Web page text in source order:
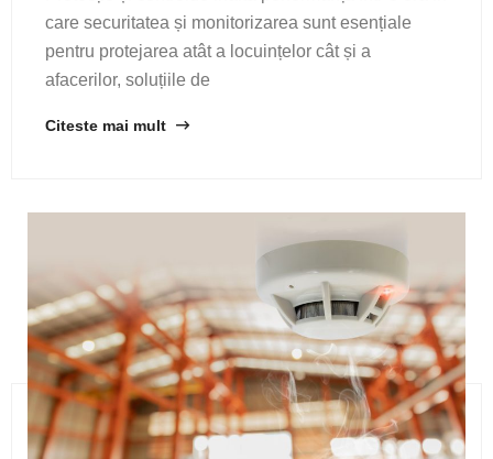
care securitatea și monitorizarea sunt esențiale
pentru protejarea atât a locuințelor cât și a
afacerilor, soluțiile de
Citeste mai mult